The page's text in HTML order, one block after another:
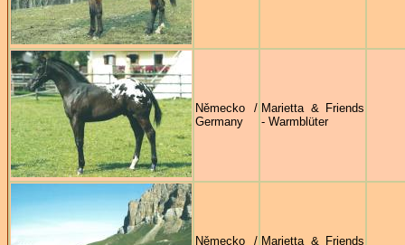
Německo /
Germany
Marietta & Friends
- Warmblüter
Německo / Marietta & Friends